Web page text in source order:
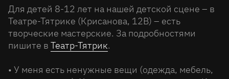
Для детей 8-12 лет на нашей детской сцене – в
Театре-Тятрике (Крисанова, 12В) – есть
творческие мастерские. За подробностями
пишите в Театр-Тятрик.
• У меня есть ненужные вещи (одежда, мебель,